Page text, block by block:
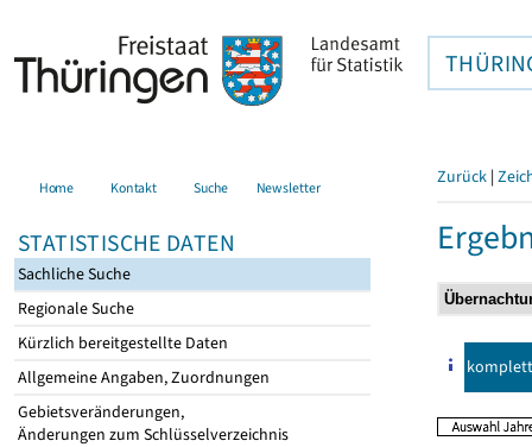
Home Kontakt Suche Newsletter
STATISTISCHE DATEN
Sachliche Suche
Regionale Suche
Kürzlich bereitgestellte Daten
Allgemeine Angaben, Zuordnungen
Gebietsveränderungen,
Änderungen zum Schlüsselverzeichnis
Zurück |
komplett